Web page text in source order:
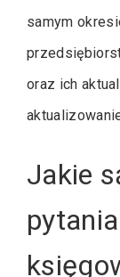
samym
oraz ich
Jakie